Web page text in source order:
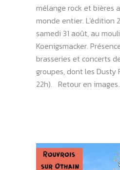
mélange rock et bières
monde entier. L'édition
samedi 31 août, au
Koenigsmacker.
brasseries et concerts
groupes, dont les Dusty
22h). Retour en